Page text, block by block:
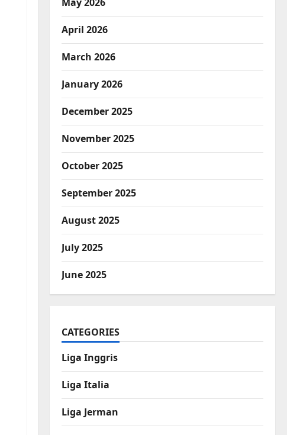
April 2026
March 2026
January 2026
December 2025
November 2025
October 2025
September 2025
August 2025
July 2025
June 2025
CATEGORIES
Liga Inggris
Liga Italia
Liga Jerman